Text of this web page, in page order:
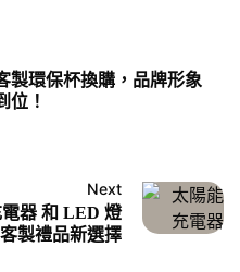
製環保杯換購，品牌形象
位！
Next
器 和 LED 燈
製禮品新選擇